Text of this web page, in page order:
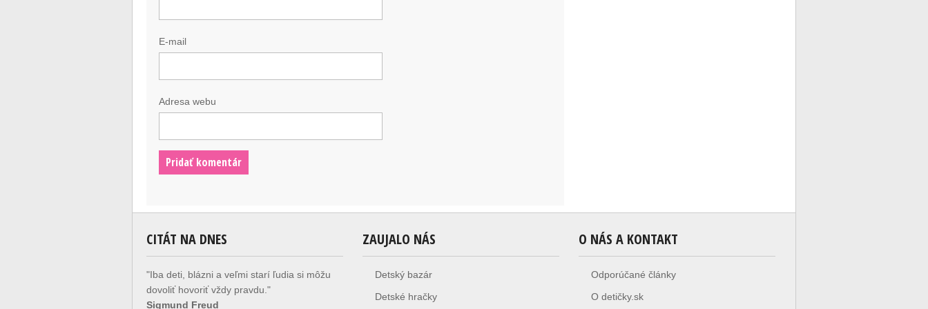
E-mail
Adresa webu
CITÁT NA DNES
"Iba deti, blázni a veľmi starí ľudia si môžu
dovoliť hovoriť vždy pravdu."
Sigmund Freud
ZAUJALO NÁS
Detský bazár
Detské hračky
O NÁS A KONTAKT
Odporúčané články
O detičky.sk